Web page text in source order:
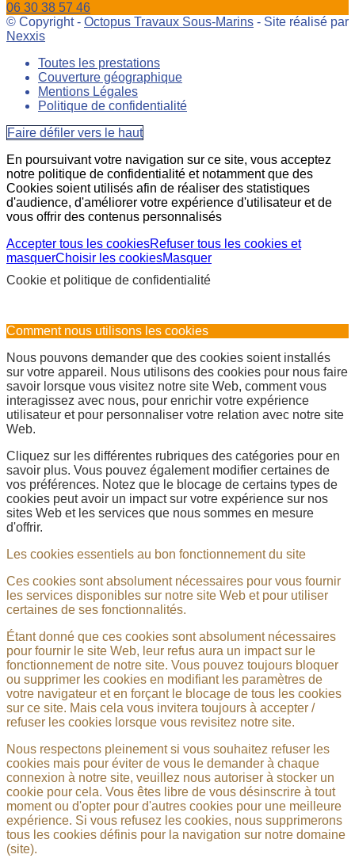
06 30 38 57 46
© Copyright - Octopus Travaux Sous-Marins - Site réalisé par
Nexxis
Toutes les prestations
Couverture géographique
Mentions Légales
Politique de confidentialité
Faire défiler vers le haut
En poursuivant votre navigation sur ce site, vous acceptez
notre politique de confidentialité et notamment que des
Cookies soient utilisés afin de réaliser des statistiques
d'audience, d'améliorer votre expérience d'utilisateur et de
vous offrir des contenus personnalisés
Accepter tous les cookiesRefuser tous les cookies et
masquerChoisir les cookiesMasquer
Cookie et politique de confidentialité
Comment nous utilisons les cookies
Nous pouvons demander que des cookies soient installés
sur votre appareil. Nous utilisons des cookies pour nous faire
savoir lorsque vous visitez notre site Web, comment vous
interagissez avec nous, pour enrichir votre expérience
utilisateur et pour personnaliser votre relation avec notre site
Web.
Cliquez sur les différentes rubriques des catégories pour en
savoir plus. Vous pouvez également modifier certaines de
vos préférences. Notez que le blocage de certains types de
cookies peut avoir un impact sur votre expérience sur nos
sites Web et les services que nous sommes en mesure
d'offrir.
Les cookies essentiels au bon fonctionnement du site
Ces cookies sont absolument nécessaires pour vous fournir
les services disponibles sur notre site Web et pour utiliser
certaines de ses fonctionnalités.
Étant donné que ces cookies sont absolument nécessaires
pour fournir le site Web, leur refus aura un impact sur le
fonctionnement de notre site. Vous pouvez toujours bloquer
ou supprimer les cookies en modifiant les paramètres de
votre navigateur et en forçant le blocage de tous les cookies
sur ce site. Mais cela vous invitera toujours à accepter /
refuser les cookies lorsque vous revisitez notre site.
Nous respectons pleinement si vous souhaitez refuser les
cookies mais pour éviter de vous le demander à chaque
connexion à notre site, veuillez nous autoriser à stocker un
cookie pour cela. Vous êtes libre de vous désinscrire à tout
moment ou d'opter pour d'autres cookies pour une meilleure
expérience. Si vous refusez les cookies, nous supprimerons
tous les cookies définis pour la navigation sur notre domaine
(site).